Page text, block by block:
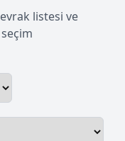
listesi ve